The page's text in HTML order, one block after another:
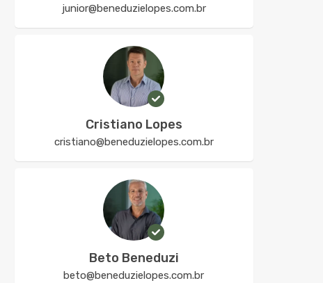
junior@beneduzielopes.com.br
Cristiano Lopes
cristiano@beneduzielopes.com.br
Beto Beneduzi
beto@beneduzielopes.com.br